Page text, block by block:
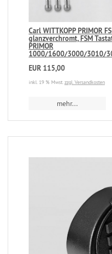
Carl WITTKOPP PRIMOR
glanzverchromt, FSM
PRIMOR
1000/1600/3000/3010/
EUR 115,00
inkl. 19 % Mwst.zzgl. Versandkosten
mehr...